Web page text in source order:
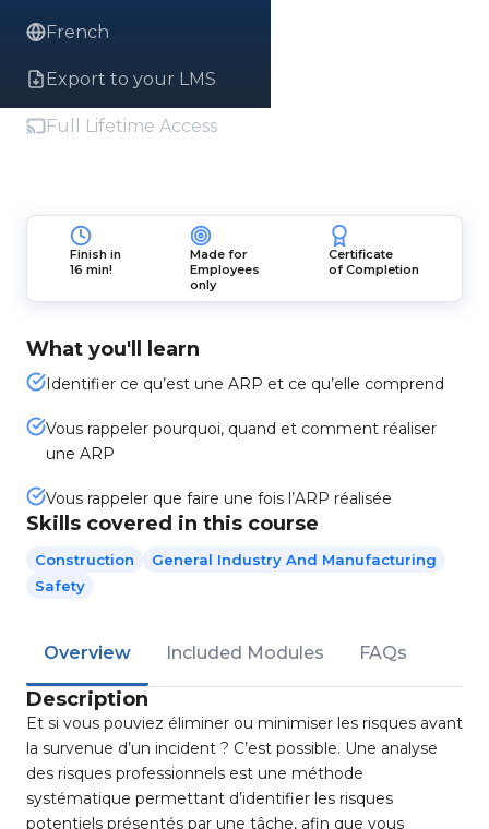
French
Export to your LMS
Full Lifetime Access
Finish in
16 min!
Made for
Employees
only
Certificate
of Completion
What you'll learn
Identifier ce qu’est une ARP et ce qu’elle comprend
Vous rappeler pourquoi, quand et comment réaliser
une ARP
Vous rappeler que faire une fois l’ARP réalisée
Skills covered in this course
Construction
General Industry And Manufacturing
Safety
Overview Included Modules FAQs
Description
Et si vous pouviez éliminer ou minimiser les risques avant
la survenue d’un incident ? C’est possible. Une analyse
des risques professionnels est une méthode
systématique permettant d’identifier les risques
potentiels présentés par une tâche, afin que vous